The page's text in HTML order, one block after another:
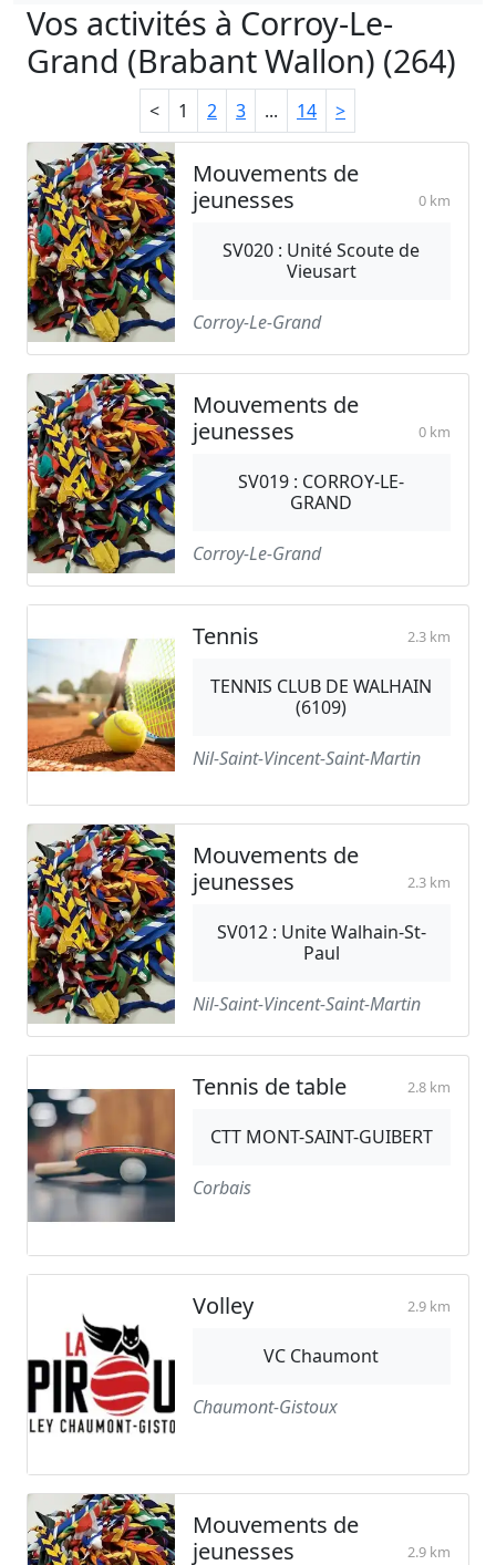
Vos activités à Corroy-Le-
Grand (Brabant Wallon) (264)
< 1 2 3 ... 14 >
Mouvements de
jeunesses
0 km
SV020 : Unité Scoute de
Vieusart
Corroy-Le-Grand
Mouvements de
jeunesses
0 km
SV019 : CORROY-LE-
GRAND
Corroy-Le-Grand
Tennis 2.3 km
TENNIS CLUB DE WALHAIN
(6109)
Nil-Saint-Vincent-Saint-Martin
Mouvements de
jeunesses
2.3 km
SV012 : Unite Walhain-St-
Paul
Nil-Saint-Vincent-Saint-Martin
Tennis de table 2.8 km
CTT MONT-SAINT-GUIBERT
Corbais
Volley 2.9 km
VC Chaumont
Chaumont-Gistoux
Mouvements de
jeunesses
2.9 km